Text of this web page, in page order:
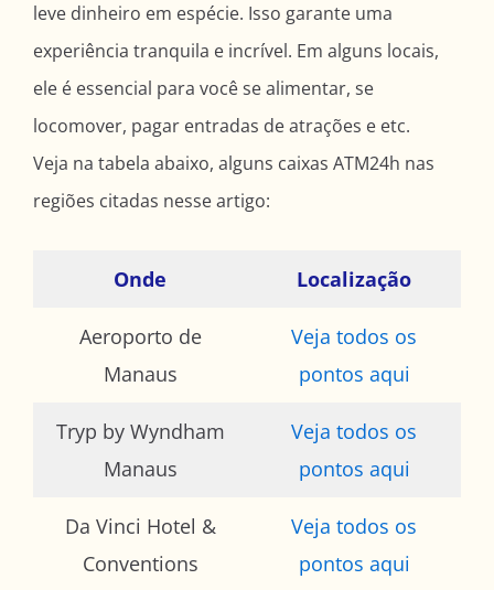
leve dinheiro em espécie. Isso garante uma
experiência tranquila e incrível. Em alguns locais,
ele é essencial para você se alimentar, se
locomover, pagar entradas de atrações e etc.
Veja na tabela abaixo, alguns caixas ATM24h nas
regiões citadas nesse artigo:
Onde Localização
Aeroporto de
Manaus
Veja todos os
pontos aqui
Tryp by Wyndham
Manaus
Veja todos os
pontos aqui
Da Vinci Hotel &
Conventions
Veja todos os
pontos aqui